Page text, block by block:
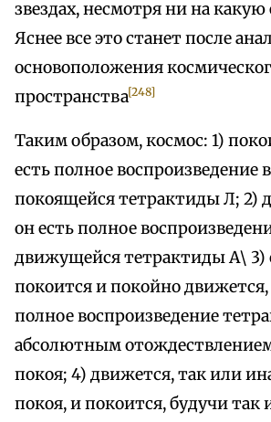
звездах, несмотря ни на какую
Яснее все это станет после
основоположения
пространства[248]
Таким образом, космос: 1)
есть полное воспроизведение
покоящейся тетрактиды Л; 2)
он есть полное
движущейся тетрактиды А\
покоится и покойно движется,
полное воспроизведение
абсолютным
покоя; 4) движется, так или
покоя, и покоится, будучи так